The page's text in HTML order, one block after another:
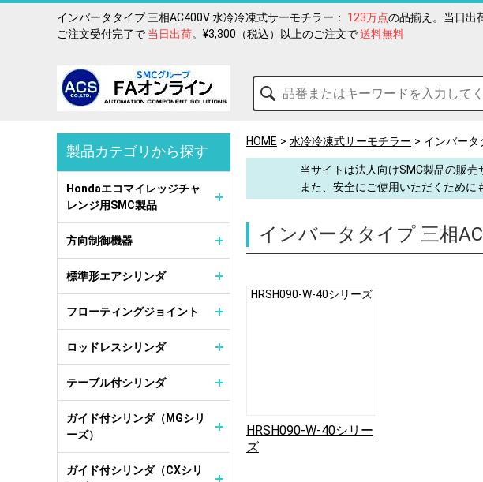
インバータタイプ 三相AC400V 水冷冷凍式サーモチラー： 123万点の品揃え。当日出
ご注文受付完了で 当日出荷。¥3,300（税込）以上のご注文で送料無料
HOME 水冷冷凍式サーモチラー インバータ
当サイトは法人向けSMC製品の販
また、安全にご使用いただくために
インバータタイプ 三相
HRSH090-W-40シリーズ
HRSH090-W-40シリー
ズ
製品カテゴリから探す
Hondaエコマイレッジチャ
レンジ用SMC製品
方向制御機器
標準形エアシリンダ
フローティングジョイント
ロッドレスシリンダ
テーブル付シリンダ
ガイド付シリンダ（MGシリ
ーズ）
ガイド付シリンダ（CXシリ